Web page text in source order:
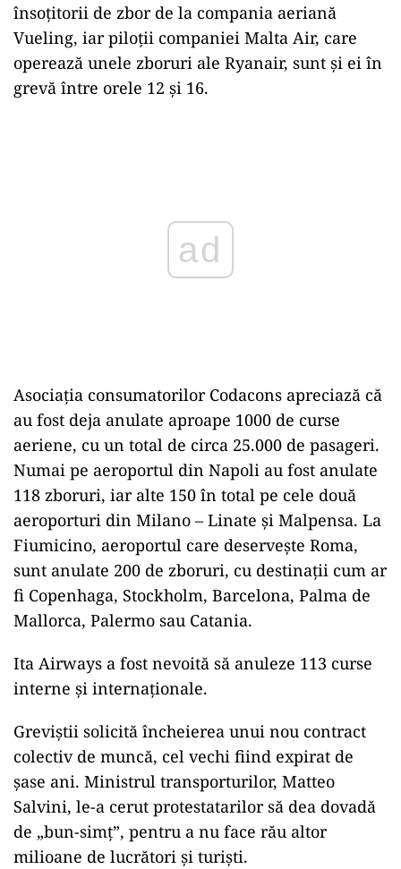
însoţitorii de zbor de la compania aeriană
Vueling, iar piloţii companiei Malta Air, care
operează unele zboruri ale Ryanair, sunt şi ei în
grevă între orele 12 şi 16.
Asociaţia consumatorilor Codacons apreciază că
au fost deja anulate aproape 1000 de curse
aeriene, cu un total de circa 25.000 de pasageri.
Numai pe aeroportul din Napoli au fost anulate
118 zboruri, iar alte 150 în total pe cele două
aeroporturi din Milano – Linate şi Malpensa. La
Fiumicino, aeroportul care deserveşte Roma,
sunt anulate 200 de zboruri, cu destinaţii cum ar
fi Copenhaga, Stockholm, Barcelona, Palma de
Mallorca, Palermo sau Catania.
Ita Airways a fost nevoită să anuleze 113 curse
interne şi internaţionale.
Greviştii solicită încheierea unui nou contract
colectiv de muncă, cel vechi fiind expirat de
şase ani. Ministrul transporturilor, Matteo
Salvini, le-a cerut protestatarilor să dea dovadă
de „bun-simţ”, pentru a nu face rău altor
milioane de lucrători şi turişti.